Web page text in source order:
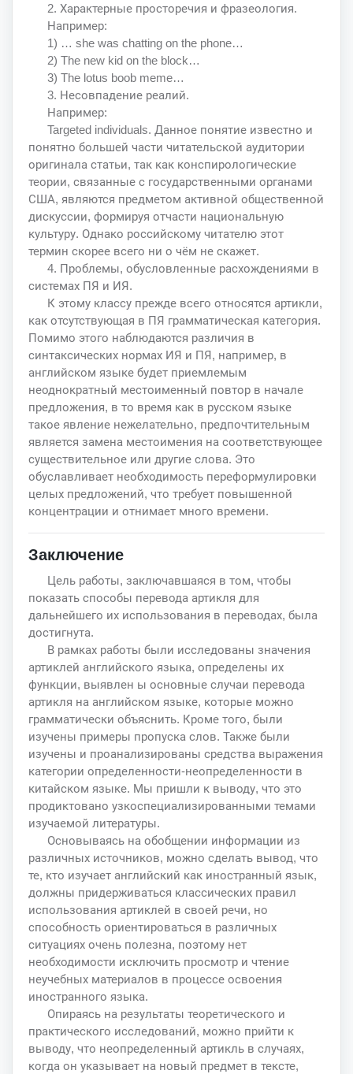
2. Характерные просторечия и фразеология.
Например:
1) … she was chatting on the phone…
2) The new kid on the block…
3) The lotus boob meme…
3. Несовпадение реалий.
Например:
Targeted individuals. Данное понятие известно и
понятно большей части читательской аудитории
оригинала статьи, так как конспирологические
теории, связанные с государственными органами
США, являются предметом активной общественной
дискуссии, формируя отчасти национальную
культуру. Однако российскому читателю этот
термин скорее всего ни о чём не скажет.
4. Проблемы, обусловленные расхождениями в
системах ПЯ и ИЯ.
К этому классу прежде всего относятся артикли,
как отсутствующая в ПЯ грамматическая категория.
Помимо этого наблюдаются различия в
синтаксических нормах ИЯ и ПЯ, например, в
английском языке будет приемлемым
неоднократный местоименный повтор в начале
предложения, в то время как в русском языке
такое явление нежелательно, предпочтительным
является замена местоимения на соответствующее
существительное или другие слова. Это
обуславливает необходимость переформулировки
целых предложений, что требует повышенной
концентрации и отнимает много времени.
Заключение
Цель работы, заключавшаяся в том, чтобы
показать способы перевода артикля для
дальнейшего их использования в переводах, была
достигнута.
В рамках работы были исследованы значения
артиклей английского языка, определены их
функции, выявлен ы основные случаи перевода
артикля на английском языке, которые можно
грамматически объяснить. Кроме того, были
изучены примеры пропуска слов. Также были
изучены и проанализированы средства выражения
категории определенности-неопределенности в
китайском языке. Мы пришли к выводу, что это
продиктовано узкоспециализированными темами
изучаемой литературы.
Основываясь на обобщении информации из
различных источников, можно сделать вывод, что
те, кто изучает английский как иностранный язык,
должны придерживаться классических правил
использования артиклей в своей речи, но
способность ориентироваться в различных
ситуациях очень полезна, поэтому нет
необходимости исключить просмотр и чтение
неучебных материалов в процессе освоения
иностранного языка.
Опираясь на результаты теоретического и
практического исследований, можно прийти к
выводу, что неопределенный артикль в случаях,
когда он указывает на новый предмет в тексте,